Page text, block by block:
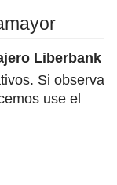
Liberbank
Si observa
use el